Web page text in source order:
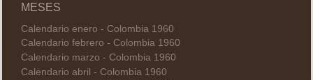
MESES
Calendario enero - Colombia 1960
Calendario febrero - Colombia 1960
Calendario marzo - Colombia 1960
Calendario abril - Colombia 1960